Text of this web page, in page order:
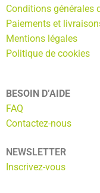
Conditions générales
Paiements et
Mentions légales
Politique de cookies
BESOIN D’AIDE
FAQ
Contactez-nous
NEWSLETTER
Inscrivez-vous